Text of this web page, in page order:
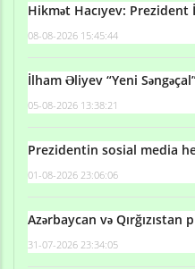
Hikmət Hacıyev:
08-08-2026 15:45:44
İlham Əliyev “Yeni
05-08-2026 13:38:21
Prezidentin sosial media
01-08-2026 23:06:06
Azərbaycan və Qırğızıstan
31-07-2026 23:34:05